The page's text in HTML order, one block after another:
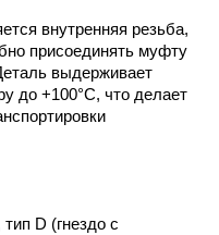
внутренняя резьба,
присоединять муфту
выдерживает
до +100°C, что делает
D (гнездо с